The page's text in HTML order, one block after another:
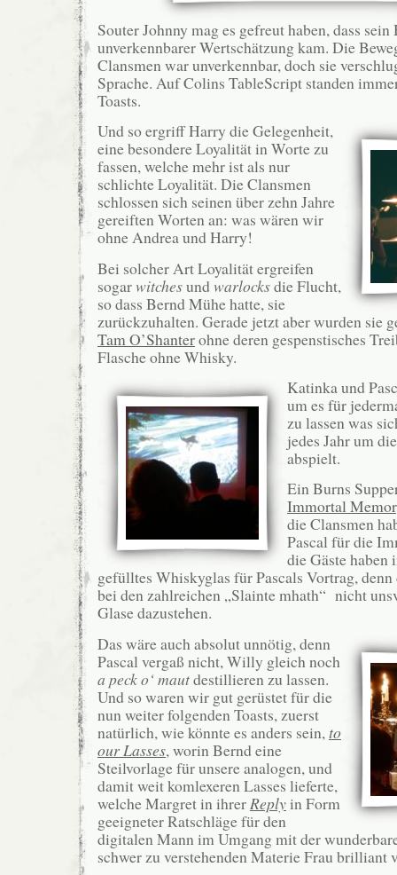
Souter Johnny mag es gefreut haben, dass
unverkennbarer Wertschätzung kam. Die
Clansmen war unverkennbar, doch sie
Sprache. Auf Colins TableScript standen
Toasts.
Und so ergriff Harry die Gelegenheit,
eine besondere Loyalität in Worte zu
fassen, welche mehr ist als nur
schlichte Loyalität. Die Clansmen
schlossen sich seinen über zehn Jahre
gereiften Worten an: was wären wir
ohne Andrea und Harry!
Bei solcher Art Loyalität ergreifen
sogarwitchesundwarlocksdie Flucht,
so dass Bernd Mühe hatte, sie
zurückzuhalten. Gerade jetzt aber wurden sie
Tam O’Shanterohne deren gespenstisches
Flasche ohne Whisky.
Katinka und
um es für
zu lassen was
jedes Jahr um
abspielt.
Ein Burns
Immortal
die Clansmen
Pascal für die
die Gäste haben
gefülltes Whiskyglas für Pascals Vortrag,
bei den zahlreichen „Slainte mhath“ nicht
Glase dazustehen.
Das wäre auch absolut unnötig, denn
Pascal vergaß nicht, Willy gleich noch
a peck o‘ mautdestillieren zu lassen.
Und so waren wir gut gerüstet für die
nun weiter folgenden Toasts, zuerst
natürlich, wie könnte es anders sein,to
our Lasses, worin Bernd eine
Steilvorlage für unsere analogen, und
damit weit komlexeren Lasses lieferte,
welche Margret in ihrerReplyin Form
geeigneter Ratschläge für den
digitalen Mann im Umgang mit der
schwer zu verstehenden Materie Frau brilliant